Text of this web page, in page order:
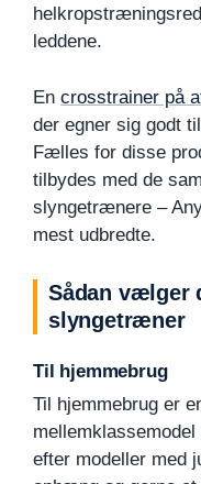
leddene.
En crosstrainer på
der egner sig godt
Fælles for disse
tilbydes med de
slyngetrænere –
mest udbredte.
Sådan vælger
slyngetræner
Til hjemmebrug
Til hjemmebrug er
efter modeller med